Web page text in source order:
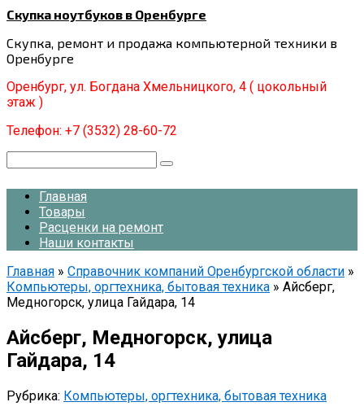
Перейти
контенту
Скупка ноутбуков в Оренбурге
Скупка, ремонт и продажа компьютерной техники в
Оренбурге
Оренбург, ул. Богдана Хмельницкого, 4 ( цокольный
этаж )
Телефон: +7 (3532) 28-60-72
Главная
Товары
Расценки на ремонт
Наши контакты
Главная » Справочник компаний Оренбургской области »
Компьютеры, оргтехника, бытовая техника » Айсберг,
Медногорск, улица Гайдара, 14
Айсберг, Медногорск, улица
Гайдара, 14
Рубрика: Компьютеры, оргтехника, бытовая техника